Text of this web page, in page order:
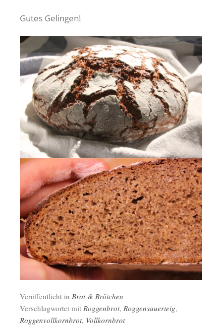
Gutes Gelingen!
Veröffentlicht in Brot & Brötchen
Verschlagwortet mit Roggenbrot, Roggensauerteig,
Roggenvollkornbrot, Vollkornbrot